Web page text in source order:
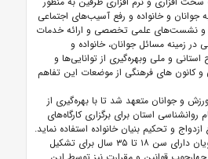
جوانان و خانواده و رفع آسیب‌های اجتماعی
و نشست‌های علمی تخصصی و ارائه خدمات
زمینه مسائل جوانان، خانواده و
و ملی وبهره‌گیری از توانایی‌ها و
کانون های فرهنگی از موضعات این تفاهم
و جوانان متعهد شد تا با بهره‌گیری از
استان برای برگزاری کارگاه‌های
و تحکیم بنیان خانواده استفاده نماید.
همچنین همکاری با دانشجویان دارای سن ۱۸ تا ۳۵ سال برای تشکیل